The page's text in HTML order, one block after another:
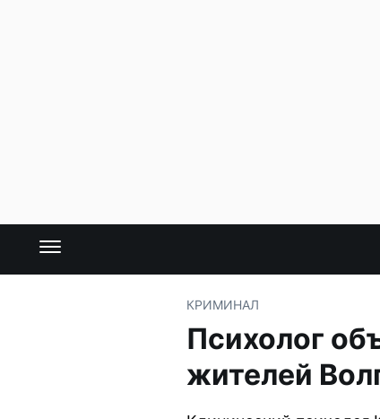
КРИМИНАЛ
Психолог
жителей